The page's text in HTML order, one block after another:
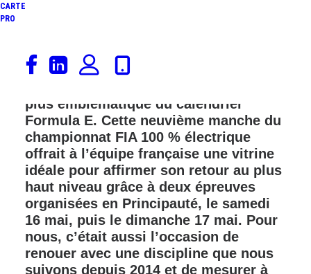
CARTE
PRO
Le week‑end dernier, nous étions à
Monaco avec Citroën Racing, présents
plus emblématique du calendrier
Formula E. Cette neuvième manche du
championnat FIA 100 % électrique
offrait à l’équipe française une vitrine
idéale pour affirmer son retour au plus
haut niveau grâce à deux épreuves
organisées en Principauté, le samedi
16 mai, puis le dimanche 17 mai. Pour
nous, c’était aussi l’occasion de
renouer avec une discipline que nous
suivons depuis 2014 et de mesurer à